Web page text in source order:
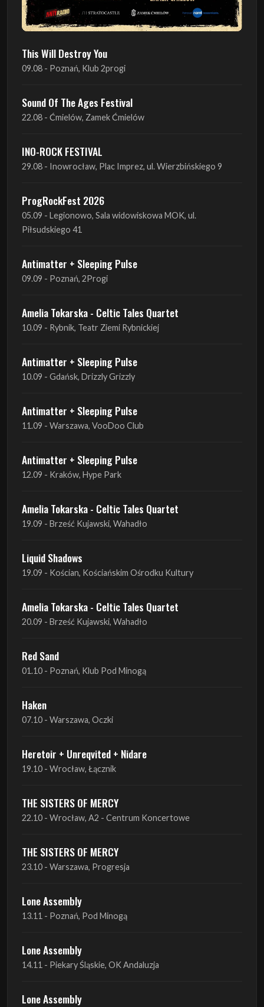
This Will Destroy You
09.08 - Poznań, Klub 2progi
Sound Of The Ages Festival
22.08 - Ćmielów, Zamek Ćmielów
INO-ROCK FESTIVAL
29.08 - Inowrocław, Plac Imprez, ul. Wierzbińskiego 9
ProgRockFest 2026
05.09 - Legionowo, Sala widowiskowa MOK, ul.
Piłsudskiego 41
Antimatter + Sleeping Pulse
09.09 - Poznań, 2Progi
Amelia Tokarska - Celtic Tales Quartet
10.09 - Rybnik, Teatr Ziemi Rybnickiej
Antimatter + Sleeping Pulse
10.09 - Gdańsk, Drizzly Grizzly
Antimatter + Sleeping Pulse
11.09 - Warszawa, VooDoo Club
Antimatter + Sleeping Pulse
12.09 - Kraków, Hype Park
Amelia Tokarska - Celtic Tales Quartet
19.09 - Brześć Kujawski, Wahadło
Liquid Shadows
19.09 - Kościan, Kościańskim Ośrodku Kultury
Amelia Tokarska - Celtic Tales Quartet
20.09 - Brześć Kujawski, Wahadło
Red Sand
01.10 - Poznań, Klub Pod Minogą
Haken
07.10 - Warszawa, Oczki
Heretoir + Unreqvited + Nidare
19.10 - Wrocław, Łącznik
THE SISTERS OF MERCY
22.10 - Wrocław, A2 - Centrum Koncertowe
THE SISTERS OF MERCY
23.10 - Warszawa, Progresja
Lone Assembly
13.11 - Poznań, Pod Minogą
Lone Assembly
14.11 - Piekary Śląskie, OK Andaluzja
Lone Assembly